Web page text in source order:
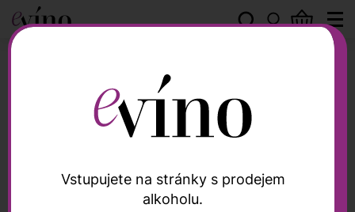
Vstupujete na stránky s prodejem
alkoholu.